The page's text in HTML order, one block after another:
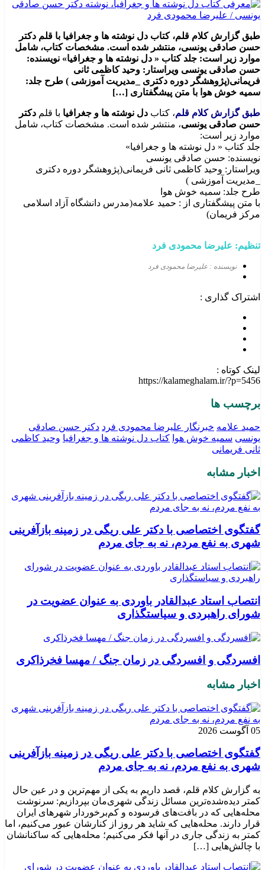
طبق گزارش کلام قلم، کتاب دل نوشته ها و جغرافیا با قلم دکتر
حسن صادقی یونسی، منتشر شده است. مشخصات کتاب، شامل
موارد زیر است: جلد کتاب « دل نوشته ها و جغرافیا» نویسنده:
حسن صادقی یونسی ویراستار: وحید کاظمی ثانی
فریمانی(پژوهشگر دوره دکتری _مدیریت آموزشی ) طرح جلد:
سمیه خوش هوا با متن پیشگفتاری […]
طبق گزارش کلام قلم، کتاب دل نوشته ها و جغرافیا با قلم دکتر
حسن صادقی یونسی، منتشر شده است. مشخصات کتاب، شامل
موارد زیر است:
جلد کتاب « دل نوشته ها و جغرافیا»
نویسنده: حسن صادقی یونسی
ویراستار: وحید کاظمی ثانی فریمانی(پژوهشگر دوره دکتری
_مدیریت آموزشی )
طرح جلد: سمیه خوش هوا
با متن پیشگفتاری از : حمید علامه(مدرس دانشگاه آزاد اسلامی
مرکز فریمان)
تنظیم: علیرضا محمودی فرد
نویسنده : علیرضا محمودی فرد
اشتراک گذاری :
لینک کوتاه :
https://kalameghalam.ir/?p=5456
برچسب ها
حمید علامه خبرنگار علیرضا محمودی فرد دکتر حسن صادقی
یونسی سمیه خوش هوا کتاب دل نوشته ها و جغرافیا وحید کاظمی
ثانی فریمانی
اخبار مشابه
گفتگوی اختصاصی با دکتر علی ریگی در زمینه بازآفرینی
شهری به نفع مردم، نه به جای مردم
انتصاب استاد عبدالقادر باوردی به عنوان عضویت در
شورای راهبردی و سیاستگذاری
افسردگی و افسردگی در زمان جنگ / مهسا فخرذاکری
اخبار مشابه
05 آگوست 2026
گفتگوی اختصاصی با دکتر علی ریگی در زمینه بازآفرینی
شهری به نفع مردم، نه به جای مردم
به گزارش کلام قلم، قصد داریم به یکی از مهم‌ترین و در عین حال
کمتر دیده‌شده‌ترین مسائل زندگی شهری‌مان بپردازیم: سرنوشت
محله‌هایی که در بافت‌های فرسوده و کم‌برخوردار شهرهای ایران
قرار دارند. محله‌هایی که شاید هر روز از کنارشان عبور می‌کنیم، اما
کمتر به زندگی جاری در آنها فکر می‌کنیم؛ محله‌هایی که ساکنانشان
با چالش‌هایی […]